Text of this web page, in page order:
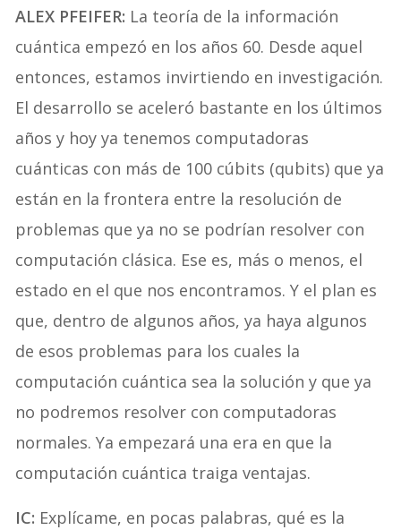
ALEX PFEIFER: La teoría de la información
cuántica empezó en los años 60. Desde aquel
entonces, estamos invirtiendo en investigación.
El desarrollo se aceleró bastante en los últimos
años y hoy ya tenemos computadoras
cuánticas con más de 100 cúbits (qubits) que ya
están en la frontera entre la resolución de
problemas que ya no se podrían resolver con
computación clásica. Ese es, más o menos, el
estado en el que nos encontramos. Y el plan es
que, dentro de algunos años, ya haya algunos
de esos problemas para los cuales la
computación cuántica sea la solución y que ya
no podremos resolver con computadoras
normales. Ya empezará una era en que la
computación cuántica traiga ventajas.
IC: Explícame, en pocas palabras, qué es la